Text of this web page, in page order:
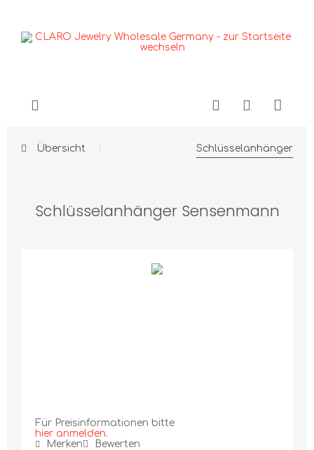
Übersicht Schlüsselanhänger
Schlüsselanhänger Sensenmann
Für Preisinformationen bitte
hier anmelden.
Merken
Bewerten